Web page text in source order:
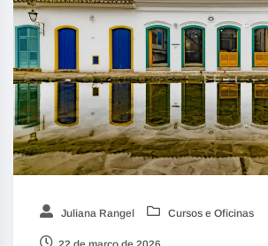
Juliana Rangel Cursos e Oficinas